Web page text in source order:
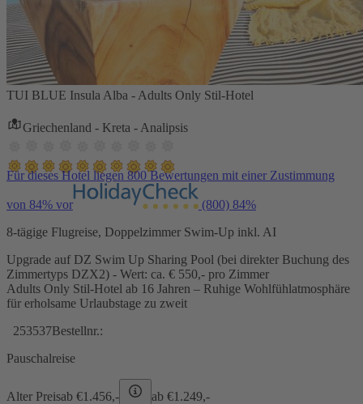
TUI BLUE Insula Alba - Adults Only Stil-Hotel
Griechenland - Kreta - Analipsis
Für dieses Hotel liegen 800 Bewertungen mit einer Zustimmung
von 84% vor (800) 84%
8-tägige Flugreise, Doppelzimmer Swim-Up inkl. AI
Upgrade auf DZ Swim Up Sharing Pool (bei direkter Buchung des
Zimmertyps DZX2) - Wert: ca. € 550,- pro Zimmer
Adults Only Stil-Hotel ab 16 Jahren – Ruhige Wohlfühlatmosphäre
für erholsame Urlaubstage zu zweit
253537Bestellnr.:
Pauschalreise
Alter Preisab €1.456,- ab €1.249,-